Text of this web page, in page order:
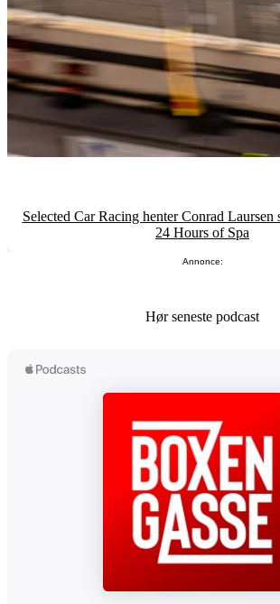
Selected Car Racing henter Conrad Laursen
24 Hours of Spa
Annonce:
Hør seneste podcast